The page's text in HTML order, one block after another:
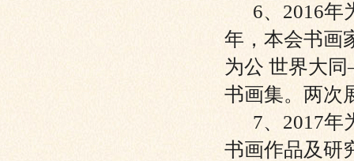
6、2016年为
年，本会书画
为公 世界大
书画集。两次
7、2017年
书画作品及研